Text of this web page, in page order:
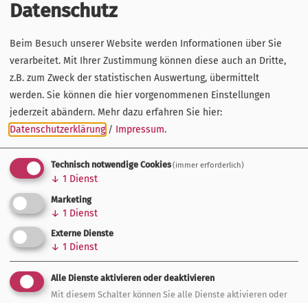
Beteiligungsmöglichkeiten, Branchentermine,
Ich möchte den Newsletter ...*
abonnieren.
Vorname
Datenschutz
Beim Besuch unserer Website werden Informationen über Sie
verarbeitet. Mit Ihrer Zustimmung können diese auch an Dritte,
z.B. zum Zweck der statistischen Auswertung, übermittelt
werden. Sie können die hier vorgenommenen Einstellungen
jederzeit abändern. Mehr dazu erfahren Sie hier:
Datenschutzerklärung / Impressum.
Technisch notwendige Cookies(immer erforderlich)
↓ 1 Dienst
Marketing
↓ 1 Dienst
Externe Dienste
↓ 1 Dienst
Alle Dienste aktivieren oder deaktivieren
Mit diesem Schalter können Sie alle Dienste aktivieren oder